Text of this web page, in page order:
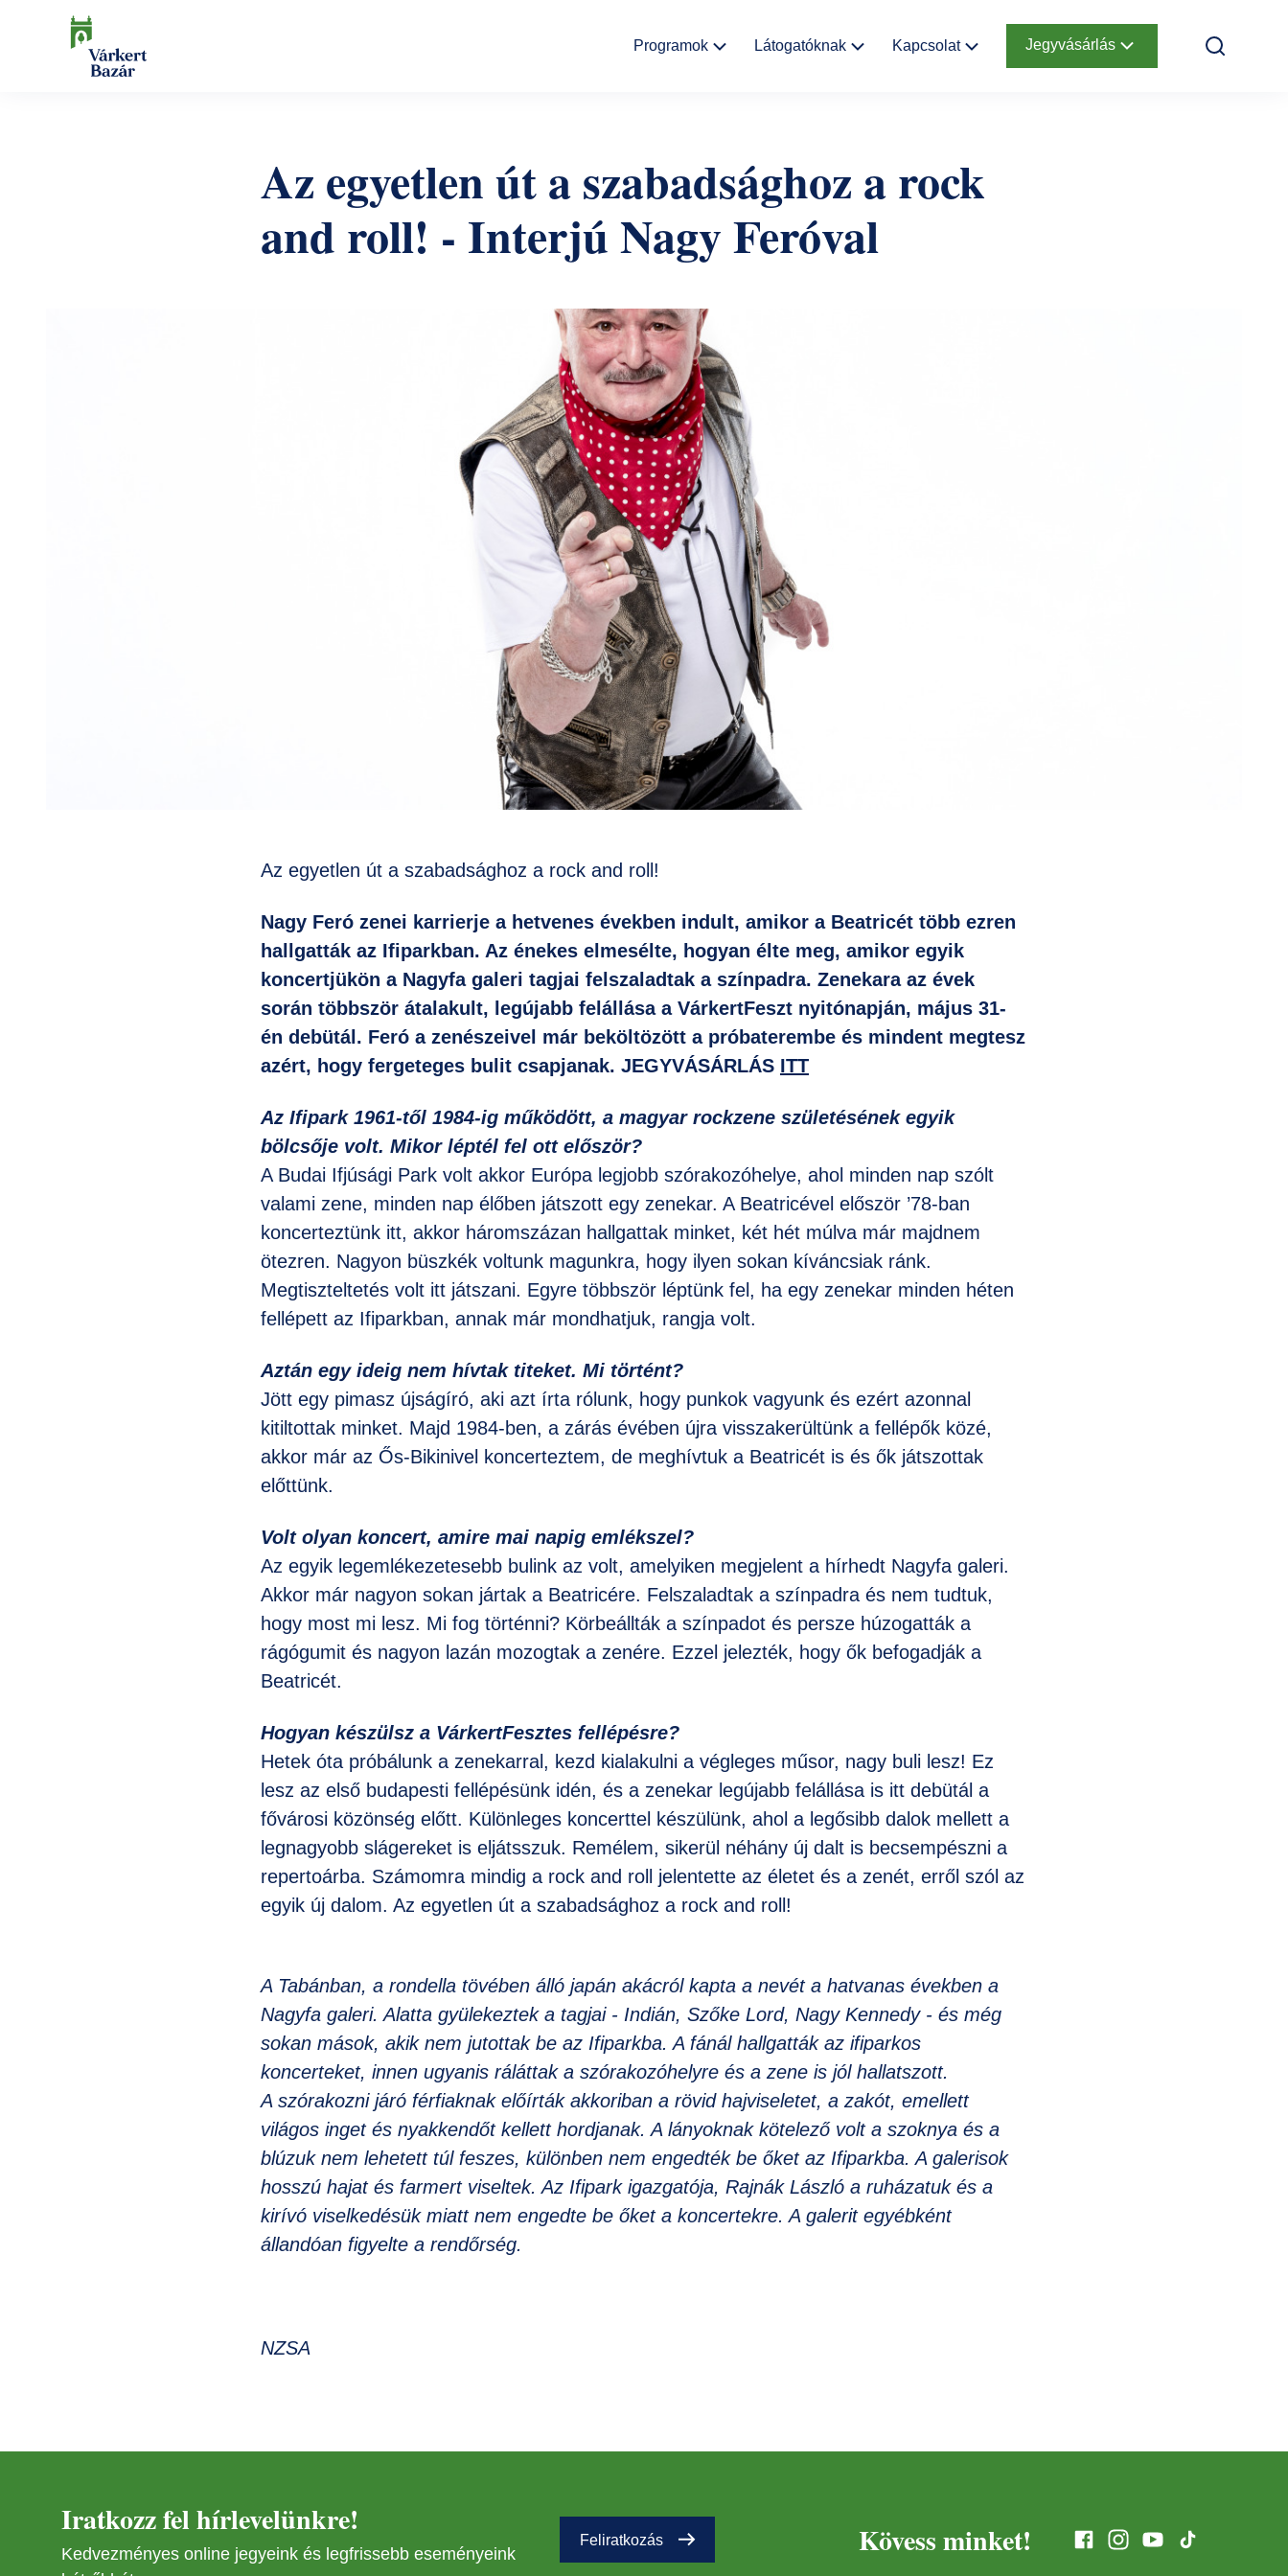
Fő
Programok
Kiállítások
Múzeumpedagógia
Látogatóknak
Rólunk
Helyszínek
Kapcsolat
Megközelítés
Jegyvásárlás
Az egyetlen út a szabadsághoz a rock
and roll! - Interjú Nagy Feróval
Az egyetlen út a szabadsághoz a rock and roll!
Nagy Feró zenei karrierje a hetvenes években indult, amikor a Beatricét több ezren
hallgatták az Ifiparkban. Az énekes elmesélte, hogyan élte meg, amikor egyik
koncertjükön a Nagyfa galeri tagjai felszaladtak a színpadra. Zenekara az évek
során többször átalakult, legújabb felállása a VárkertFeszt nyitónapján, május 31-
én debütál. Feró a zenészeivel már beköltözött a próbaterembe és mindent megtesz
azért, hogy fergeteges bulit csapjanak. JEGYVÁSÁRLÁS ITT
Az Ifipark 1961-től 1984-ig működött, a magyar rockzene születésének egyik
bölcsője volt. Mikor léptél fel ott először?
A Budai Ifjúsági Park volt akkor Európa legjobb szórakozóhelye, ahol minden nap szólt
valami zene, minden nap élőben játszott egy zenekar. A Beatricével először ’78-ban
koncerteztünk itt, akkor háromszázan hallgattak minket, két hét múlva már majdnem
ötezren. Nagyon büszkék voltunk magunkra, hogy ilyen sokan kíváncsiak ránk.
Megtiszteltetés volt itt játszani. Egyre többször léptünk fel, ha egy zenekar minden héten
fellépett az Ifiparkban, annak már mondhatjuk, rangja volt.
Aztán egy ideig nem hívtak titeket. Mi történt?
Jött egy pimasz újságíró, aki azt írta rólunk, hogy punkok vagyunk és ezért azonnal
kitiltottak minket. Majd 1984-ben, a zárás évében újra visszakerültünk a fellépők közé,
akkor már az Ős-Bikinivel koncerteztem, de meghívtuk a Beatricét is és ők játszottak
előttünk.
Volt olyan koncert, amire mai napig emlékszel?
Az egyik legemlékezetesebb bulink az volt, amelyiken megjelent a hírhedt Nagyfa galeri.
Akkor már nagyon sokan jártak a Beatricére. Felszaladtak a színpadra és nem tudtuk,
hogy most mi lesz. Mi fog történni? Körbeállták a színpadot és persze húzogatták a
rágógumit és nagyon lazán mozogtak a zenére. Ezzel jelezték, hogy ők befogadják a
Beatricét.
Hogyan készülsz a VárkertFesztes fellépésre?
Hetek óta próbálunk a zenekarral, kezd kialakulni a végleges műsor, nagy buli lesz! Ez
lesz az első budapesti fellépésünk idén, és a zenekar legújabb felállása is itt debütál a
fővárosi közönség előtt. Különleges koncerttel készülünk, ahol a legősibb dalok mellett a
legnagyobb slágereket is eljátsszuk. Remélem, sikerül néhány új dalt is becsempészni a
repertoárba. Számomra mindig a rock and roll jelentette az életet és a zenét, erről szól az
egyik új dalom. Az egyetlen út a szabadsághoz a rock and roll!
A Tabánban, a rondella tövében álló japán akácról kapta a nevét a hatvanas években a
Nagyfa galeri. Alatta gyülekeztek a tagjai - Indián, Szőke Lord, Nagy Kennedy - és még
sokan mások, akik nem jutottak be az Ifiparkba. A fánál hallgatták az ifiparkos
koncerteket, innen ugyanis ráláttak a szórakozóhelyre és a zene is jól hallatszott.
A szórakozni járó férfiaknak előírták akkoriban a rövid hajviseletet, a zakót, emellett
világos inget és nyakkendőt kellett hordjanak. A lányoknak kötelező volt a szoknya és a
blúzuk nem lehetett túl feszes, különben nem engedték be őket az Ifiparkba. A galerisok
hosszú hajat és farmert viseltek. Az Ifipark igazgatója, Rajnák László a ruházatuk és a
kirívó viselkedésük miatt nem engedte be őket a koncertekre. A galerit egyébként
állandóan figyelte a rendőrség.
NZSA
Iratkozz fel hírlevelünkre!
Kedvezményes online jegyeink és legfrissebb eseményeink
Feliratkozás Kövess minket!